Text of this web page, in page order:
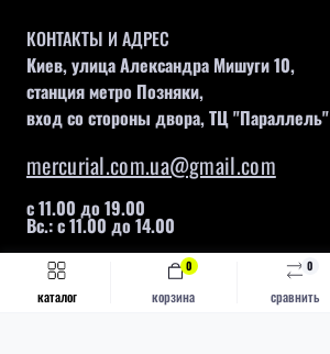
каталог сравнить
0
корзина
0
Быстрый заказ
КОНТАКТЫ И АДРЕС
Киев, улица Александра Мишуги 10,
станция метро Позняки,
вход со стороны двора, ТЦ "Параллель"
mercurial.com.ua@gmail.com
с 11.00 до 19.00
Вс.: с 11.00 до 14.00